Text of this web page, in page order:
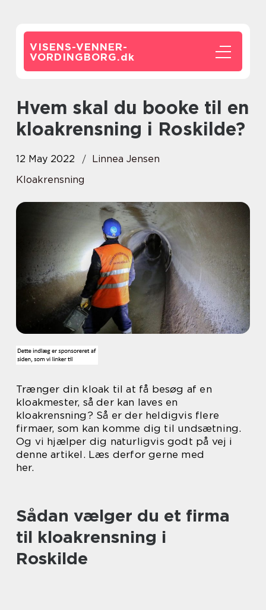
VISENS-VENNER-
VORDINGBORG.dk
Hvem skal du booke til en
kloakrensning i Roskilde?
12 May 2022
Linnea Jensen
Kloakrensning
Trænger din kloak til at få besøg af en
kloakmester, så der kan laves en
kloakrensning? Så er der heldigvis flere
firmaer, som kan komme dig til undsætning.
Og vi hjælper dig naturligvis godt på vej i
denne artikel. Læs derfor gerne med
her.
Sådan vælger du et firma
til kloakrensning i
Roskilde